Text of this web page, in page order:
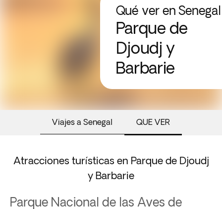
Qué ver en Senegal
Parque de
Djoudj y
Barbarie
Viajes a Senegal QUE VER
Atracciones turísticas en Parque de Djoudj
y Barbarie
Parque Nacional de las Aves de